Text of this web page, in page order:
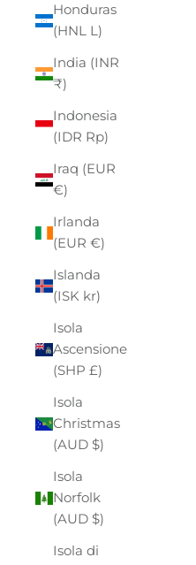
Honduras
(HNL L)
India (INR
₹)
Indonesia
(IDR Rp)
Iraq (EUR
€)
Irlanda
(EUR €)
Islanda
(ISK kr)
Isola
Ascensione
(SHP £)
Isola
Christmas
(AUD $)
Isola
Norfolk
(AUD $)
Isola di